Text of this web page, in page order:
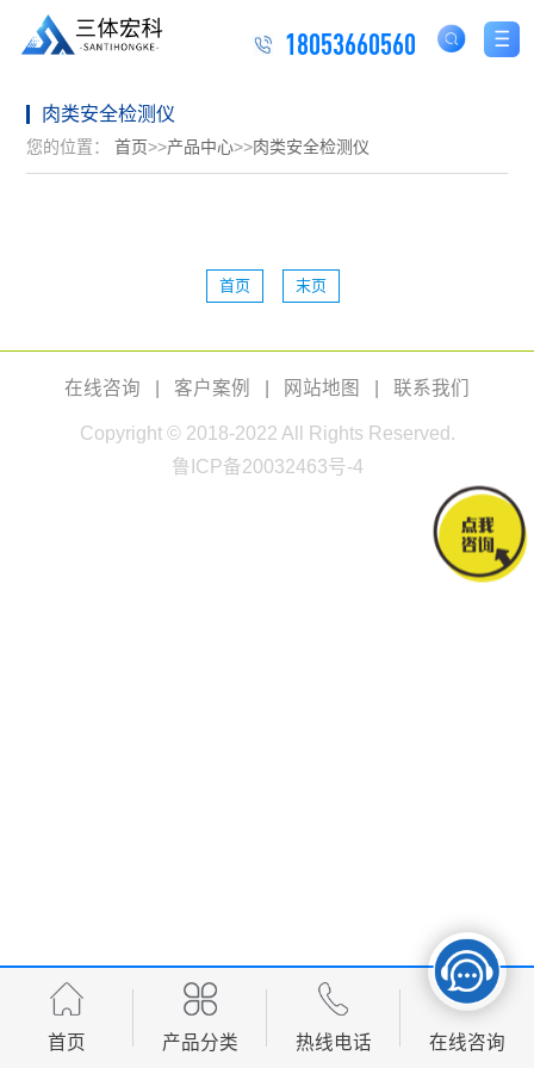
18053660560
肉类安全检测仪
您的位置： 首页>>产品中心>>肉类安全检测仪
首页 末页
在线咨询 客户案例 网站地图 联系我们
Copyright © 2018-2022 All Rights Reserved.
鲁ICP备20032463号-4
首页 产品分类 热线电话 在线咨询